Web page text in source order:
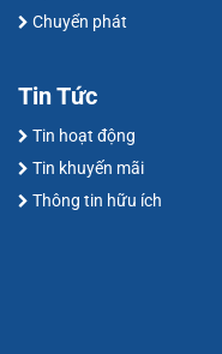
Chuyển phát
Tin Tức
Tin hoạt động
Tin khuyến mãi
Thông tin hữu ích